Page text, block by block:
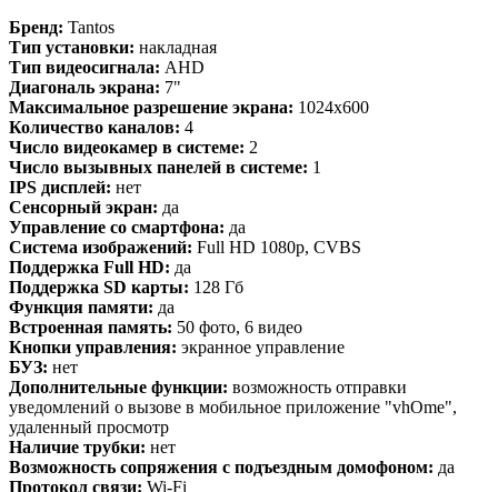
Бренд: Tantos
Тип установки: накладная
Тип видеосигнала: AHD
Диагональ экрана: 7"
Максимальное разрешение экрана: 1024x600
Количество каналов: 4
Число видеокамер в системе: 2
Число вызывных панелей в системе: 1
IPS дисплей: нет
Сенсорный экран: да
Управление со смартфона: да
Система изображений: Full HD 1080p, CVBS
Поддержка Full HD: да
Поддержка SD карты: 128 Гб
Функция памяти: да
Встроенная память: 50 фото, 6 видео
Кнопки управления: экранное управление
БУЗ: нет
Дополнительные функции: возможность отправки
уведомлений о вызове в мобильное приложение "vhOme",
удаленный просмотр
Наличие трубки: нет
Возможность сопряжения с подъездным домофоном: да
Протокол связи: Wi-Fi